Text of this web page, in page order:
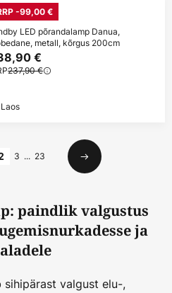
-99,00 €
LED põrandalamp Danua,
metall, kõrgus 200cm
€
237,90 €
Laos
3 ... 23
Järgmine
paindlik valgustus
ja
sihipärast valgust elu-,